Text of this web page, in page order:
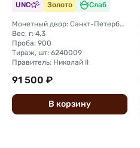
UNC Золото Слаб
Монетный двор: Санкт-Петербургский монетный двор
Вес, г: 4,3
Проба: 900
Тираж, шт: 6240009
Правитель: Николай II
91 500 ₽
В корзину